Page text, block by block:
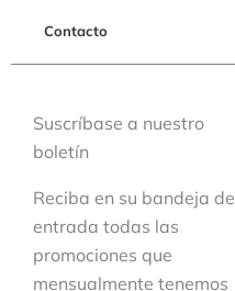
Contacto
Suscríbase a nuestro
boletín
Reciba en su bandeja de
entrada todas las
promociones que
mensualmente tenemos